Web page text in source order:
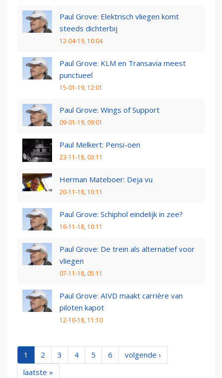
Paul Grove: Elektrisch vliegen komt
steeds dichterbij
12-04-19, 10:04
Paul Grove: KLM en Transavia meest
punctueel
15-01-19, 12:01
Paul Grove: Wings of Support
09-01-19, 09:01
Paul Melkert: Pensi-oen
23-11-18, 03:11
Herman Mateboer: Deja vu
20-11-18, 10:11
Paul Grove: Schiphol eindelijk in zee?
16-11-18, 10:11
Paul Grove: De trein als alternatief voor
vliegen
07-11-18, 05:11
Paul Grove: AIVD maakt carrière van
piloten kapot
12-10-18, 11:10
1 2 3 4 5 6
volgende ›
laatste »